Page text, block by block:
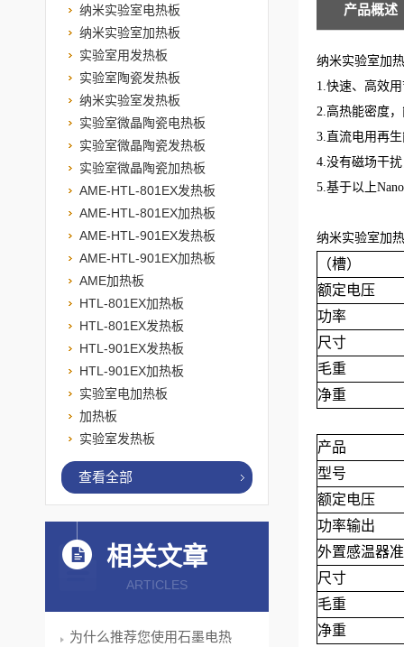
产品概述
纳米实验室加
1.快速、高效
2.高热能密度
3.直流电用再
4.没有磁场干
5.基于以上
纳米实验室加
（槽）
额定电压
功率
尺寸
毛重
净重
产品
型号
额定电压
功率输出
外置感温器
尺寸
毛重
净重
纳米实验室电热板
纳米实验室加热板
实验室用发热板
实验室陶瓷发热板
纳米实验室发热板
实验室微晶陶瓷电热板
实验室微晶陶瓷发热板
实验室微晶陶瓷加热板
AME-HTL-801EX发热板
AME-HTL-801EX加热板
AME-HTL-901EX发热板
AME-HTL-901EX加热板
AME加热板
HTL-801EX加热板
HTL-801EX发热板
HTL-901EX发热板
HTL-901EX加热板
实验室电加热板
加热板
实验室发热板
查看全部
相关文章
ARTICLES
为什么推荐您使用石墨电热